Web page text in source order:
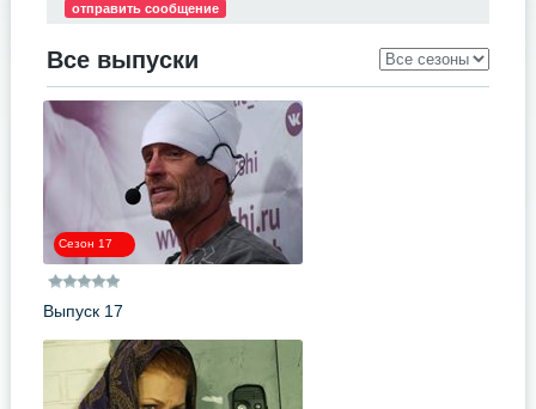
отправить сообщение
Все выпуски
Сезон 17
Выпуск 17